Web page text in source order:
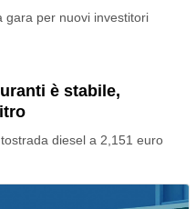
gara per nuovi investitori
è stabile,
diesel a 2,151 euro